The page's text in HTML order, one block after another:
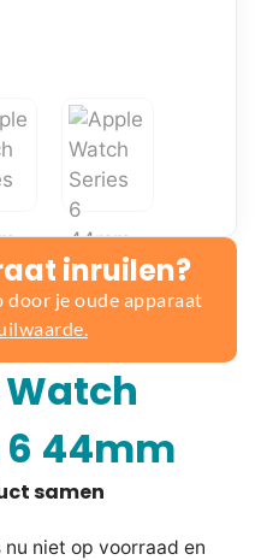
inruilen?
je oude apparaat
6 44mm
niet op voorraad en